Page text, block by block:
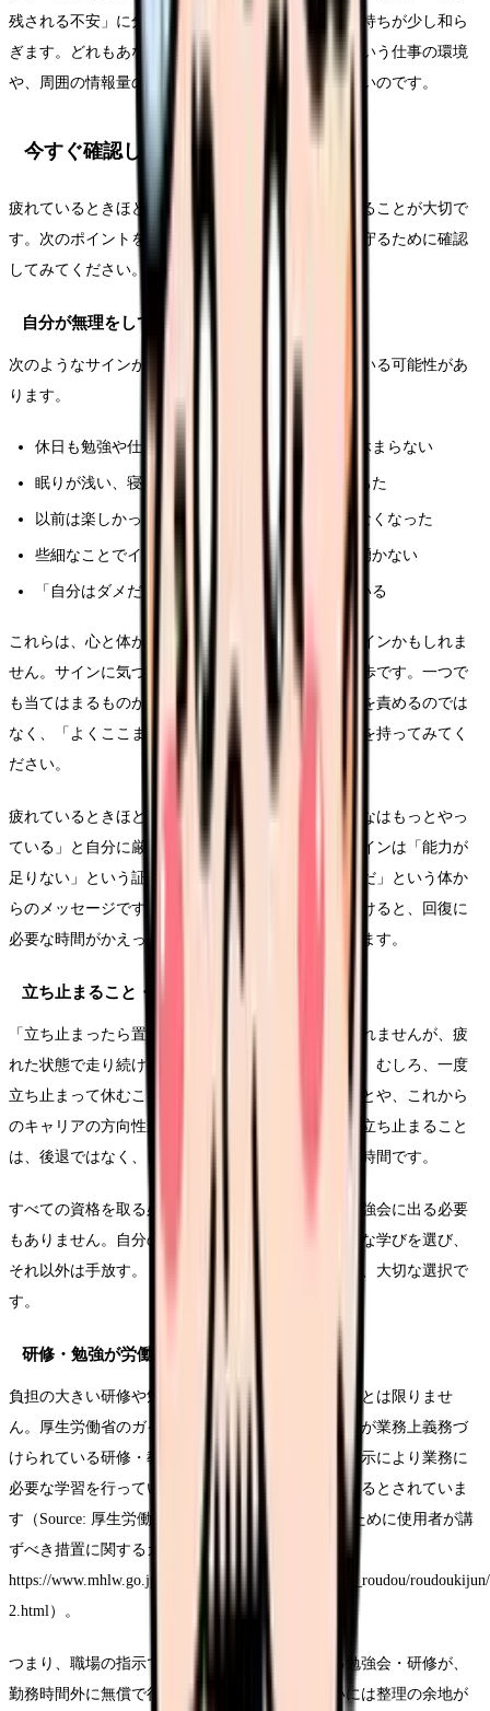
残される不安」に分けて捉えると、自分を責める気持ちが少し和ら
ぎます。どれもあなた一人の問題ではなく、看護という仕事の環境
や、周囲の情報量の多さが生み出している面が大きいのです。
今すぐ確認したいポイント
疲れているときほど、自分の状態を客観的に確認することが大切で
す。次のポイントを、責めるためではなく、自分を守るために確認
してみてください。
自分が無理をしていないかのサイン
次のようなサインが続いているときは、無理をしている可能性があ
ります。
休日も勉強や仕事のことが頭から離れず、心が休まらない
眠りが浅い、寝ても疲れが取れない、食欲が落ちた
以前は楽しかった学びが、苦痛にしか感じられなくなった
些細なことでイライラする、涙が出る、気力が湧かない
「自分はダメだ」と責める気持ちが強くなっている
これらは、心と体が「少し休もう」と発しているサインかもしれま
せん。サインに気づくこと自体が、自分を守る第一歩です。一つで
も当てはまるものがあれば、頑張りすぎている自分を責めるのでは
なく、「よくここまで続けてきた」とねぎらう視点を持ってみてく
ださい。
疲れているときほど、「もっとできるはず」「みんなはもっとやっ
ている」と自分に厳しくなりがちです。けれど、サインは「能力が
足りない」という証拠ではなく、「今は回復が必要だ」という体か
らのメッセージです。メッセージを無視して走り続けると、回復に
必要な時間がかえって長くなってしまうこともあります。
立ち止まること・休むことは悪いことではない
「立ち止まったら置いていかれる」と感じるかもしれませんが、疲
れた状態で走り続けても、学びの質は上がりません。むしろ、一度
立ち止まって休むことで、自分が本当に学びたいことや、これから
のキャリアの方向性が見えてくることがあります。立ち止まること
は、後退ではなく、自分のペースを取り戻すための時間です。
すべての資格を取る必要はありません。すべての勉強会に出る必要
もありません。自分のキャリアにとって本当に必要な学びを選び、
それ以外は手放す。「やらないことを決める」のも、大切な選択で
す。
研修・勉強が労働時間に当たる場合がある
負担の大きい研修や勉強が、すべて自己責任のものとは限りませ
ん。厚生労働省のガイドラインでは、参加することが業務上義務づ
けられている研修・教育訓練の受講や、使用者の指示により業務に
必要な学習を行っていた時間は、労働時間に該当するとされていま
す（Source: 厚生労働省「労働時間の適正な把握のために使用者が講
ずべき措置に関するガイドライン」
https://www.mhlw.go.jp/stf/seisakunitsuite/bunya/koyou_roudou/
2.html）。
つまり、職場の指示で参加が義務づけられている勉強会・研修が、
勤務時間外に無償で行われている場合、その扱いには整理の余地が